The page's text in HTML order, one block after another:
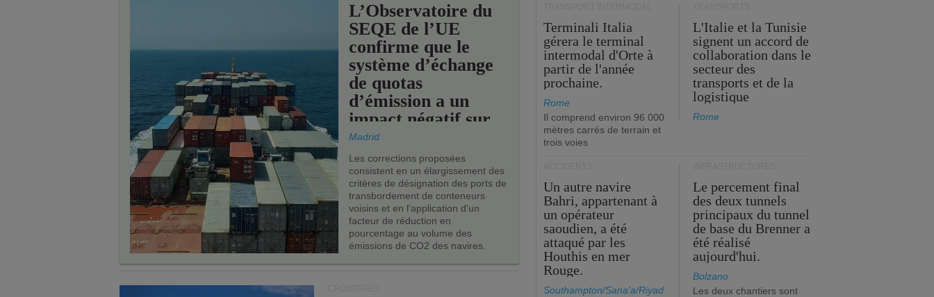
L’Observatoire du
SEQE de l’UE
confirme que le
système d’échange
de quotas
d’émission a un
impact négatif sur
les ports de l’UE.
Madrid
Les corrections proposées
consistent en un élargissement des
critères de désignation des ports de
transbordement de conteneurs
voisins et en l'application d'un
facteur de réduction en
pourcentage au volume des
émissions de CO2 des navires.
Terminali Italia
gérera le terminal
intermodal d'Orte à
partir de l'année
prochaine.
Rome
Il comprend environ 96 000
mètres carrés de terrain et
trois voies
L'Italie et la Tunisie
signent un accord de
collaboration dans le
secteur des
transports et de la
logistique
Rome
Un autre navire
Bahri, appartenant à
un opérateur
saoudien, a été
attaqué par les
Houthis en mer
Rouge.
Southampton/Sana'a/Riyad
Le percement final
des deux tunnels
principaux du tunnel
de base du Brenner a
été réalisé
aujourd'hui.
Bolzano
Les deux chantiers sont